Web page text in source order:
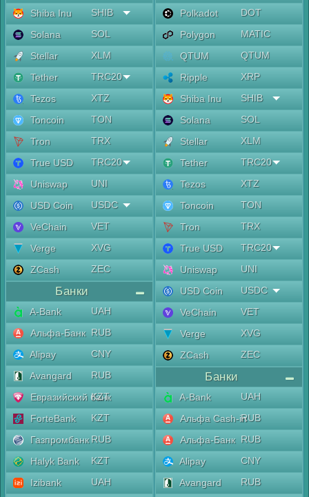
Shiba Inu
SHIB
Solana
SOL
Stellar
XLM
Tether
TRC20
Tezos
XTZ
Toncoin
TON
Tron
TRX
True USD
TRC20
Uniswap
UNI
USD Coin
USDC
VeChain
VET
Verge
XVG
ZCash
ZEC
Банки
A-Bank
UAH
Альфа-Банк RUB
Alipay
CNY
Avangard
RUB
Евразийский банк
KZT
ForteBank
KZT
Газпромбанк RUB
Halyk Bank
KZT
Izibank
UAH
Polkadot
DOT
Polygon
MATIC
QTUM
QTUM
Ripple
XRP
Shiba Inu
SHIB
Solana
SOL
Stellar
XLM
Tether
TRC20
Tezos
XTZ
Toncoin
TON
Tron
TRX
True USD
TRC20
Uniswap
UNI
USD Coin
USDC
VeChain
VET
Verge
XVG
ZCash
ZEC
Банки
A-Bank
UAH
Альфа Cash-inRUB
Альфа-Банк RUB
Alipay
CNY
Avangard
RUB